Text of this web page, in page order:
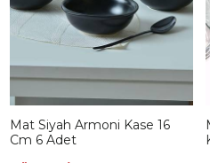
Mat Siyah Armoni Kase 16
Cm 6 Adet